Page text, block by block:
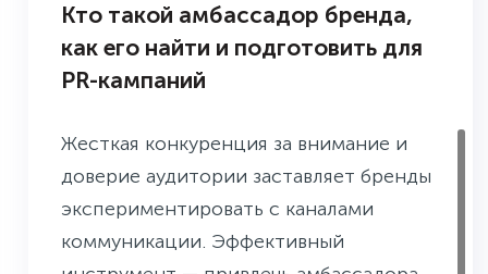
Кто такой амбассадор бренда,
как его найти и подготовить для
PR-кампаний
Жесткая конкуренция за внимание и
доверие аудитории заставляет бренды
экспериментировать с каналами
коммуникации. Эффективный